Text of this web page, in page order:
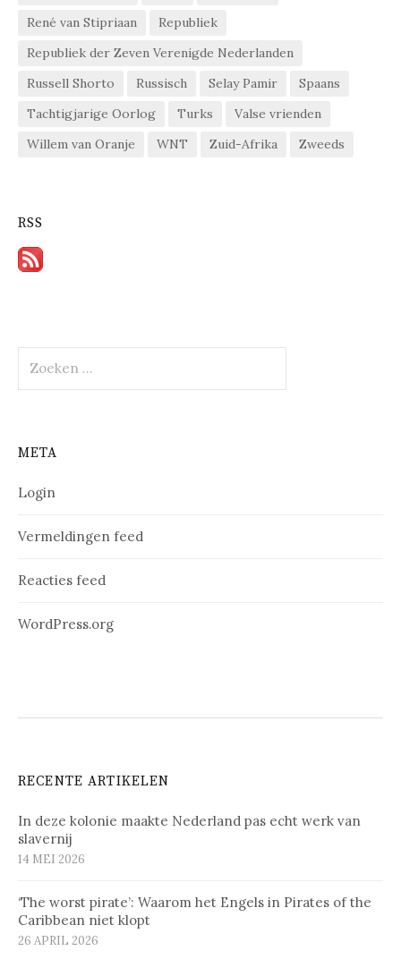
René van Stipriaan
Republiek
Republiek der Zeven Verenigde Nederlanden
Russell Shorto
Russisch Selay Pamir
Spaans
Tachtigjarige Oorlog
Turks
Valse vrienden
Willem van Oranje
WNT Zuid-Afrika Zweeds
RSS
naar:
META
Login
Vermeldingen feed
Reacties feed
WordPress.org
RECENTE ARTIKELEN
In deze kolonie maakte Nederland pas echt werk van
slavernij
14 MEI 2026
‘The worst pirate’: Waarom het Engels in Pirates of the
Caribbean niet klopt
26 APRIL 2026